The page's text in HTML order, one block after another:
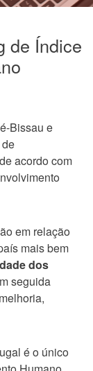
de Índice
Bissau e
acordo com
em relação
mais bem
dos
seguida
é o único